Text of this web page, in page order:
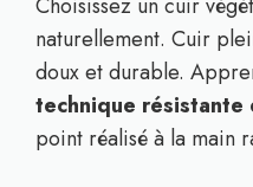
naturellement. Cuir
doux et durable.
technique résistante
point réalisé à la main